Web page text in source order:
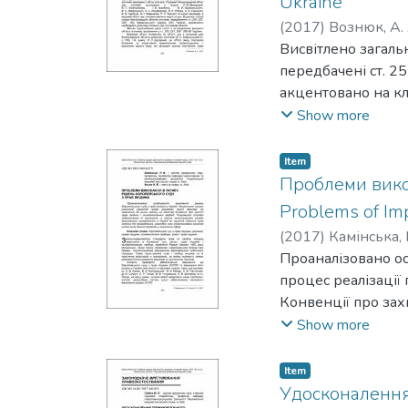
author describes
abuse in the course
(2017) Вознюк, А.
Висвітлено
передбачені ст.
акцентовано на
объекте
преступлений
irect objects of a
Ukraine. It is
analogous).
Show more
Item
Проблеми
Problems of
(2017) Камінська,
Проаналізовано
процес
Конвенції про
виконання, а
сфері.
Украине.
Show more
Item